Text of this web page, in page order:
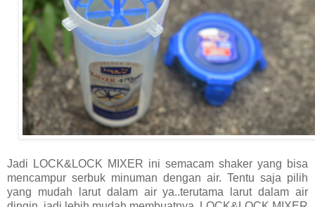
Jadi LOCK&LOCK MIXER ini semacam shaker yang bisa
mencampur serbuk minuman dengan air. Tentu saja pilih
yang mudah larut dalam air ya..terutama larut dalam air